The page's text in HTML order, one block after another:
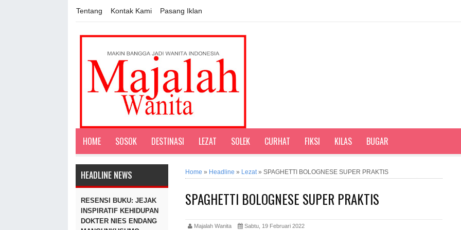
Tentang Kontak Kami Pasang Iklan
HOME SOSOK DESTINASI LEZAT SOLEK CURHAT FIKSI KILAS BUGAR
HEADLINE NEWS
RESENSI BUKU: JEJAK
INSPIRATIF KEHIDUPAN
DOKTER NIES ENDANG
Home » Headline » Lezat» SPAGHETTI BOLOGNESE SUPER PRAKTIS
SPAGHETTI BOLOGNESE SUPER PRAKTIS
Majalah Wanita Sabtu, 19 Februari 2022